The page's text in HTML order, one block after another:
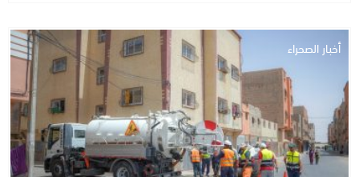
أخبار الصحراء